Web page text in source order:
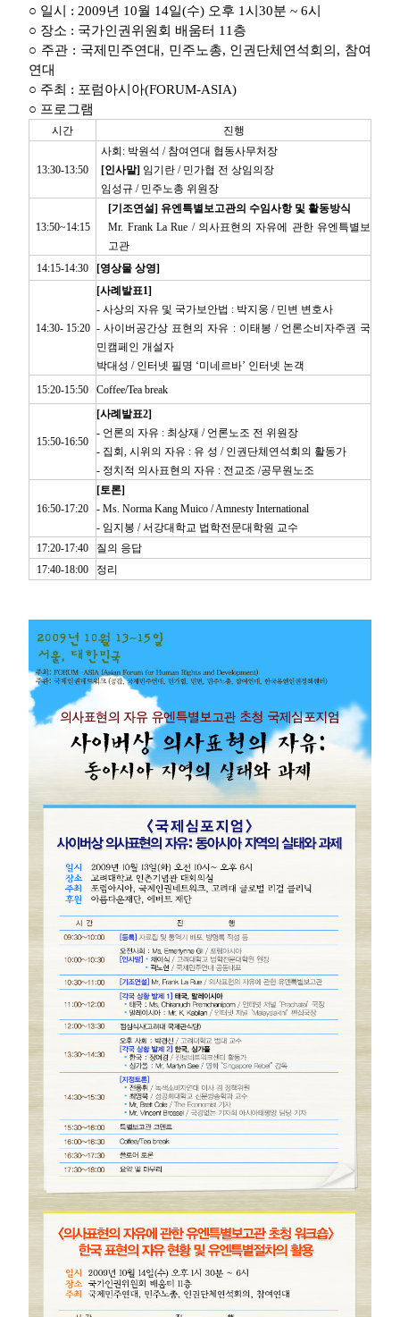
○ 일시 : 2009년 10월 14일(수) 오후 1시30분 ~ 6시
○ 장소 : 국가인권위원회 배움터 11층
○ 주관 : 국제민주연대, 민주노총, 인권단체연석회의, 참여
연대
○ 주최 : 포럼아시아(FORUM-ASIA)
○ 프로그램
시간 진행
13:30-13:50
사회: 박원석 / 참여연대 협동사무처장
[인사말] 임기란 / 민가협 전 상임의장
임성규 / 민주노총 위원장
13:50~14:15
[기조연설] 유엔특별보고관의 수임사항 및 활동방식
Mr. Frank La Rue / 의사표현의 자유에 관한 유엔특별보
고관
14:15-14:30
[영상물 상영]
14:30- 15:20
[사례발표1]
- 사상의 자유 및 국가보안법 : 박지웅 / 민변 변호사
- 사이버공간상 표현의 자유 : 이태봉 / 언론소비자주권 국
민캠페인 개설자
박대성 / 인터넷 필명 ‘미네르바’ 인터넷 논객
15:20-15:50
Coffee/Tea break
15:50-16:50
[사례발표2]
- 언론의 자유 : 최상재 / 언론노조 전 위원장
- 집회, 시위의 자유 : 유 성 / 인권단체연석회의 활동가
- 정치적 의사표현의 자유 : 전교조 /공무원노조
16:50-17:20
[토론]
- Ms. Norma Kang Muico / Amnesty International
- 임지봉 / 서강대학교 법학전문대학원 교수
17:20-17:40
질의 응답
17:40-18:00
정리